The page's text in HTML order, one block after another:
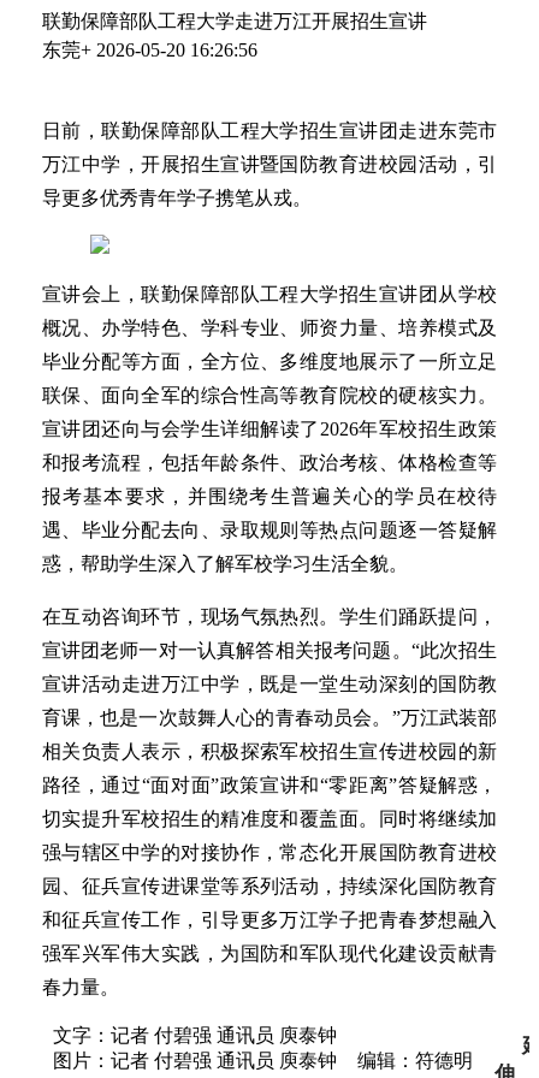
联勤保障部队工程大学走进万江开展招生宣讲
东莞+ 2026-05-20 16:26:56
日前，联勤保障部队工程大学招生宣讲团走进东莞市
万江中学，开展招生宣讲暨国防教育进校园活动，引
导更多优秀青年学子携笔从戎。
宣讲会上，联勤保障部队工程大学招生宣讲团从学校
概况、办学特色、学科专业、师资力量、培养模式及
毕业分配等方面，全方位、多维度地展示了一所立足
联保、面向全军的综合性高等教育院校的硬核实力。
宣讲团还向与会学生详细解读了2026年军校招生政策
和报考流程，包括年龄条件、政治考核、体格检查等
报考基本要求，并围绕考生普遍关心的学员在校待
遇、毕业分配去向、录取规则等热点问题逐一答疑解
惑，帮助学生深入了解军校学习生活全貌。
在互动咨询环节，现场气氛热烈。学生们踊跃提问，
宣讲团老师一对一认真解答相关报考问题。“此次招生
宣讲活动走进万江中学，既是一堂生动深刻的国防教
育课，也是一次鼓舞人心的青春动员会。”万江武装部
相关负责人表示，积极探索军校招生宣传进校园的新
路径，通过“面对面”政策宣讲和“零距离”答疑解惑，
切实提升军校招生的精准度和覆盖面。同时将继续加
强与辖区中学的对接协作，常态化开展国防教育进校
园、征兵宣传进课堂等系列活动，持续深化国防教育
和征兵宣传工作，引导更多万江学子把青春梦想融入
强军兴军伟大实践，为国防和军队现代化建设贡献青
春力量。
文字：记者 付碧强 通讯员 庾泰钟
图片：记者 付碧强 通讯员 庾泰钟
编辑：符德明